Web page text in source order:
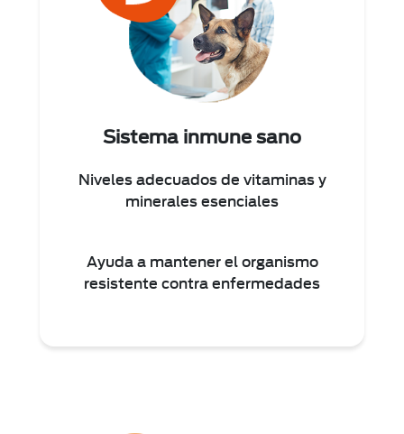
Sistema inmune sano
Niveles adecuados de vitaminas y
minerales esenciales
Ayuda a mantener el organismo
resistente contra enfermedades